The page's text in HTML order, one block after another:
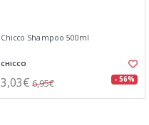
Chicco Shampoo 500ml
CHICCO
3,03€ 6,95€ - 56%